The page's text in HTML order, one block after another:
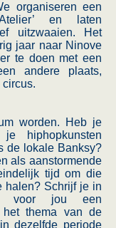
organiseren een
en laten
uitzwaaien. Het
jaar naar Ninove
te doen met een
andere plaats,
worden. Heb je
hiphopkunsten
de lokale Banksy?
als aanstormende
tijd om die
halen? Schrijf je in
voor jou een
het thema van de
dezelfde periode